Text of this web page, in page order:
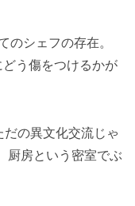
のシェフの存在。
う傷をつけるかが
の異文化交流じゃ
厨房という密室でぶ